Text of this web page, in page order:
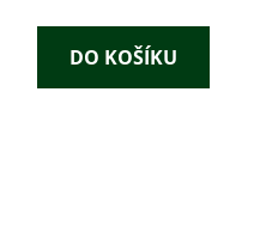
DO KOŠÍKU